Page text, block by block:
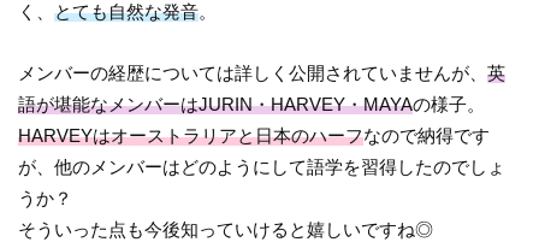
く、とても自然な発音。
メンバーの経歴については詳しく公開されていませんが、英
語が堪能なメンバーはJURIN・HARVEY・MAYAの様子。
HARVEYはオーストラリアと日本のハーフなので納得です
が、他のメンバーはどのようにして語学を習得したのでしょ
うか？
そういった点も今後知っていけると嬉しいですね◎